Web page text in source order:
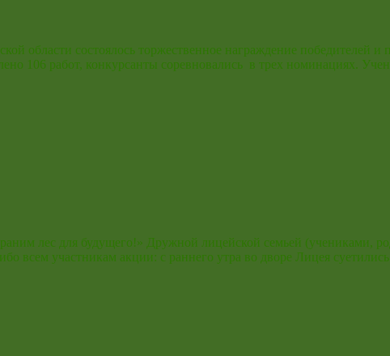
области состоялось торжественное награждение победителей
106 работ, конкурсанты соревновались в трех номинациях.
лес для будущего!» Дружной лицейской семьей (учениками,
всем участникам акции: с раннего утра во дворе Лицея